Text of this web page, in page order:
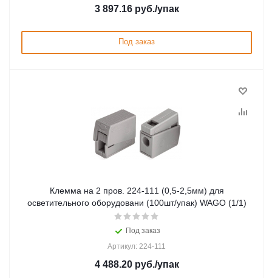
3 897.16руб./упак
Под заказ
Клемма на 2 пров. 224-111 (0,5-2,5мм) для
осветительного оборудовани (100шт/упак) WAGO (1/1)
Под заказ
Артикул: 224-111
4 488.20руб./упак